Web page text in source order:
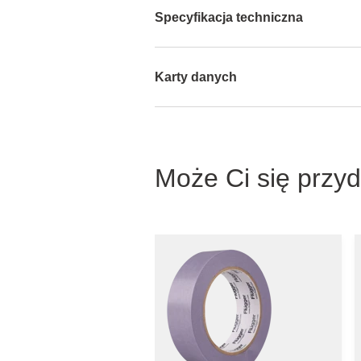
Specyfikacja techniczna
Karty danych
Może Ci się